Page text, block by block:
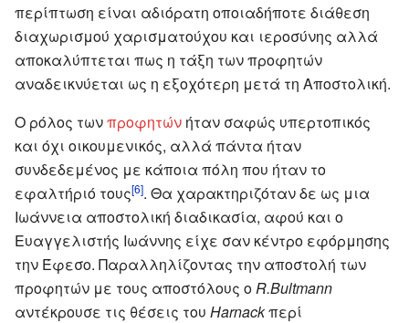
περίπτωση είναι αδιόρατη οποιαδήποτε διάθεση
διαχωρισμού χαρισματούχου και ιεροσύνης αλλά
αποκαλύπτεται πως η τάξη των προφητών
αναδεικνύεται ως η εξοχότερη μετά τη Αποστολική.
Ο ρόλος τωνπροφητών ήταν σαφώς υπερτοπικός
και όχι οικουμενικός, αλλά πάντα ήταν
συνδεδεμένος με κάποια πόλη που ήταν το
εφαλτήριό τους[6]. Θα χαρακτηριζόταν δε ως μια
Ιωάννεια αποστολική διαδικασία, αφού και ο
Ευαγγελιστής Ιωάννης είχε σαν κέντρο εφόρμησης
την Έφεσο. Παραλληλίζοντας την αποστολή των
προφητών με τους αποστόλους ο R.Bultmann
αντέκρουσε τις θέσεις του Harnackπερί